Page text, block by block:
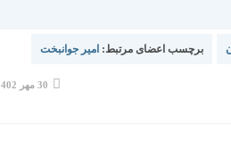
برچسب اعضای مرتبط: امیر جوانبخت
نوشته
30 مهر 1402